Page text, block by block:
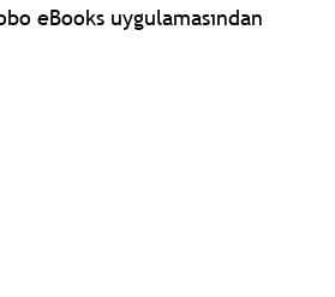
eBooks uygulamasından